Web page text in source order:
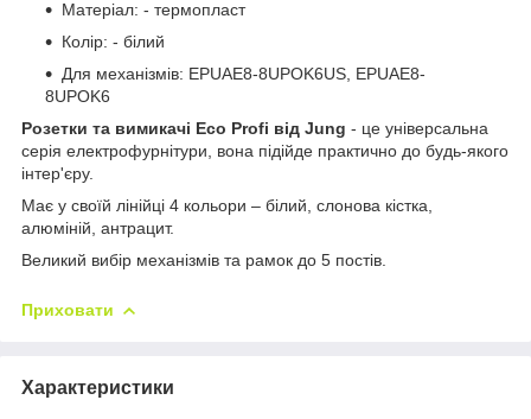
Матеріал: - термопласт
Колір: - білий
Для механізмів: EPUAE8-8UPOK6US, EPUAE8-
8UPOK6
Розетки та вимикачі Eco Profi від Jung - це універсальна
серія електрофурнітури, вона підійде практично до будь-якого
інтер'єру.
Має у своїй лінійці 4 кольори – білий, слонова кістка,
алюміній, антрацит.
Великий вибір механізмів та рамок до 5 постів.
Приховати
Характеристики